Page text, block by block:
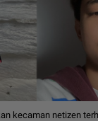
kecaman netizen